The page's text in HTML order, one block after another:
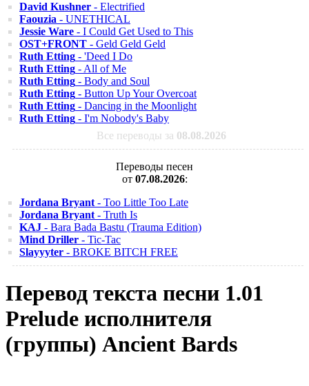
David Kushner - Electrified
Faouzia - UNETHICAL
Jessie Ware - I Could Get Used to This
OST+FRONT - Geld Geld Geld
Ruth Etting - 'Deed I Do
Ruth Etting - All of Me
Ruth Etting - Body and Soul
Ruth Etting - Button Up Your Overcoat
Ruth Etting - Dancing in the Moonlight
Ruth Etting - I'm Nobody's Baby
Все переводы за 08.08.2026
Переводы песен
от 07.08.2026:
Jordana Bryant - Too Little Too Late
Jordana Bryant - Truth Is
KAJ - Bara Bada Bastu (Trauma Edition)
Mind Driller - Tic-Tac
Slayyyter - BROKE BITCH FREE
Перевод текста песни 1.01
Prelude исполнителя
(группы) Ancient Bards